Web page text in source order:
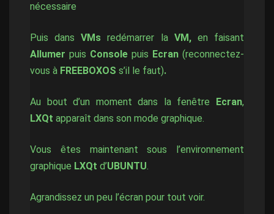
nécessaire
Puis dansVMs redémarrer la VM, en faisant
Allumer puis Console puis Ecran (reconnectez-
vous à FREEBOXOS s’il le faut).
Au bout d’un moment dans la fenêtre Ecran,
LXQt apparaît dans son mode graphique.
Vous êtes maintenant sous l’environnement
graphique LXQt d’UBUNTU.
Agrandissez un peu l’écran pour tout voir.